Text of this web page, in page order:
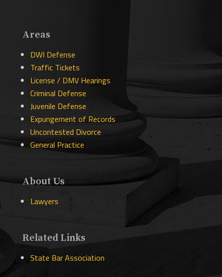
Areas
DWI Defense
Traffic Tickets
License / DMV Hearings
Criminal Defense
Juvenile Defense
Expungement of Records
Uncontested Divorce
General Practice
About Us
Lawyers
Related Links
State Bar Association